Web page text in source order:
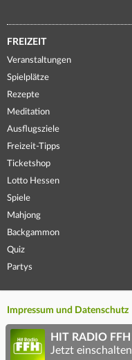
FREIZEIT
Veranstaltungen
Spielplätze
Rezepte
Meditation
Ausflugsziele
Freizeit-Tipps
Ticketshop
Lotto Hessen
Spiele
Mahjong
Backgammon
Quiz
Partys
Impressum und Datenschutz
HIT RADIO FFH
Jetzt einschalten